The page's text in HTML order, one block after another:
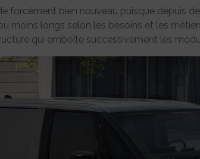
forcément bien nouveau puisque depuis
moins longs selon les besoins et les
qui emboîte successivement les